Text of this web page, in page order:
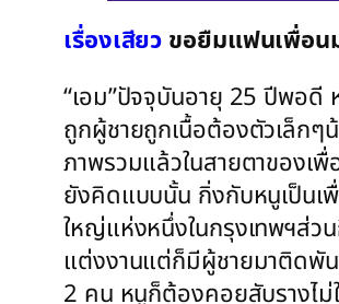
เรื่องเสียว ขอยืมแฟนเพื่อน
“เอม”ปัจจุบันอายุ 25 ปีพอดี
ถูกผู้ชายถูกเนื้อต้องตัวเล็กๆ
ภาพรวมแล้วในสายตาของเ
ยังคิดแบบนั้น กิ่งกับหนูเป็นเ
ใหญ่แห่งหนึ่งในกรุงเทพฯส่ว
แต่งงานแต่ก็มีผู้ชายมาติดพั
2 คน หนูก็ต้องคอยสับรางไม่